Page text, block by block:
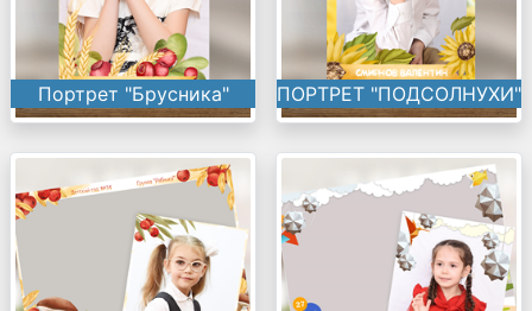
Портрет "Брусника" ПОРТРЕТ "ПОДСОЛНУХИ"